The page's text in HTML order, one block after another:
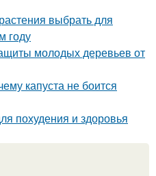
выбрать для
году
молодых деревьев от
капуста не боится
похудения и здоровья